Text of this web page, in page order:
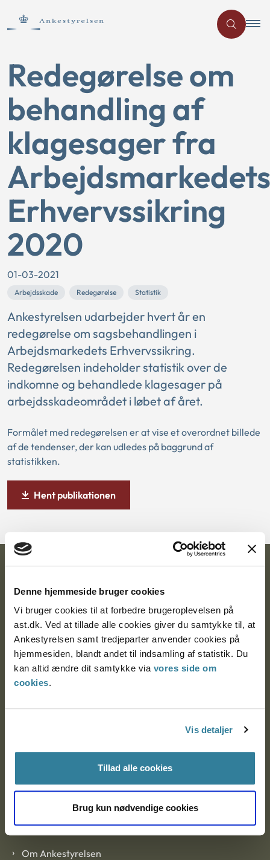
Denne hjemmeside bruger cookies
Vi bruger cookies til at forbedre brugeroplevelsen på
ast.dk. Ved at tillade alle cookies giver du samtykke til, at
Ankestyrelsen samt tredjeparter anvender cookies på
hjemmesiden, blandt andet til indsamling af statistik. Du
kan altid ændre dit samtykke via vores side om
cookies.
Vis detaljer
Tillad alle cookies
Brug kun nødvendige cookies
Redegørelse om
behandling af
klagesager fra
Arbejdsmarkedets
Erhvervssikring
2020
01-03-2021
Arbejdsskade Redegørelse Statistik
Ankestyrelsen udarbejder hvert år en
redegørelse om sagsbehandlingen i
Arbejdsmarkedets Erhvervssikring.
Redegørelsen indeholder statistik over de
indkomne og behandlede klagesager på
arbejdsskadeområdet i løbet af året.
Formålet med redegørelsen er at vise et overordnet billede
af de tendenser, der kan udledes på baggrund af
statistikken.
Hent publikationen
Ankestyrelsen
Postadresse:
Nytorv 7, 2. sal
9000 Aalborg
Ankestyrelsen Aalborg
EAN: 57 98 000 35 48 21
Om Ankestyrelsen
Om Ankestyrelsen